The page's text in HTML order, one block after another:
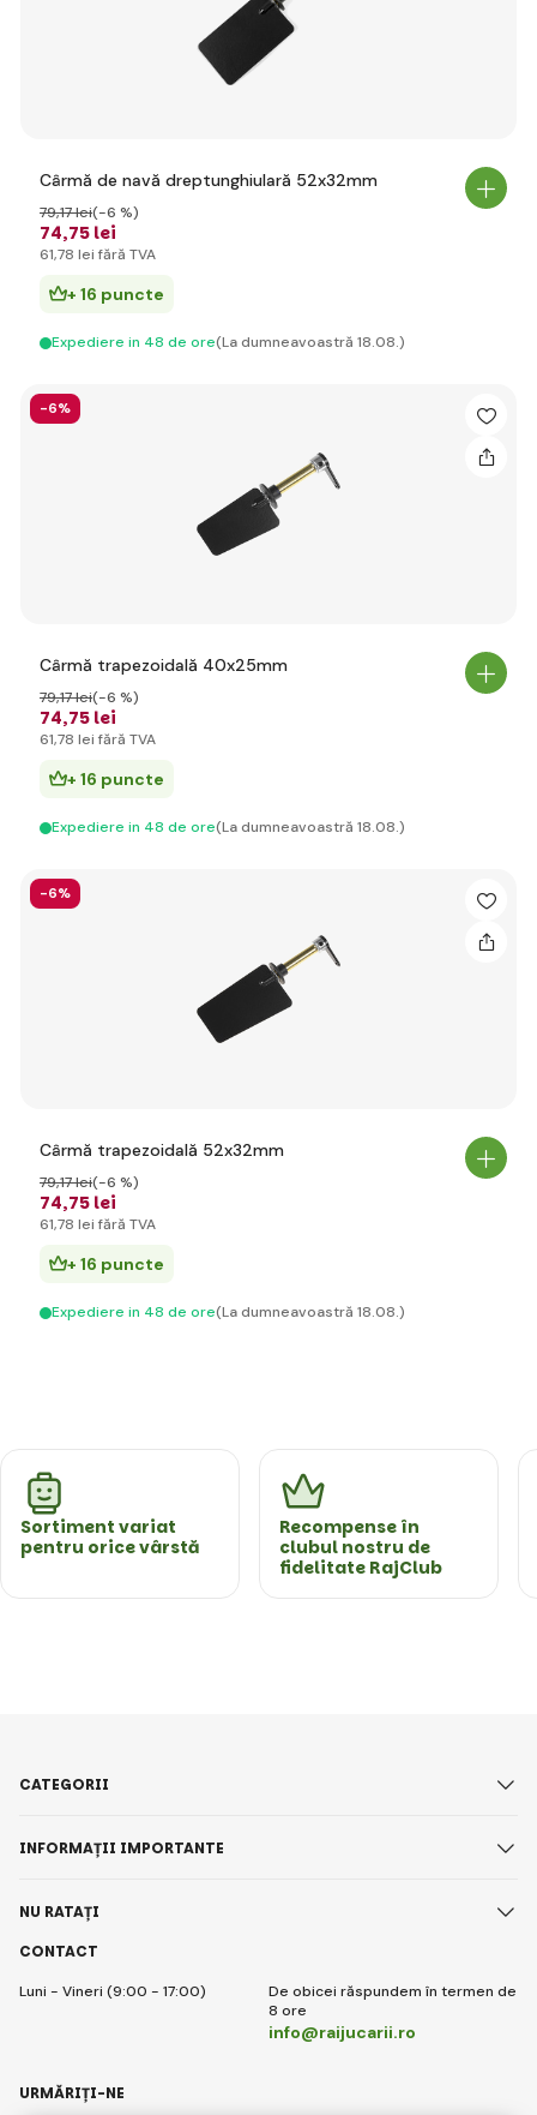
Cârmă de navă dreptunghiulară 52x32mm
74,75 lei
79,17 lei(-6 %)
61,78 lei fără TVA
+ 16 puncte
Expediere in 48 de ore(La dumneavoastră 18.08.)
-6%
Cârmă trapezoidală 40x25mm
74,75 lei
79,17 lei(-6 %)
61,78 lei fără TVA
+ 16 puncte
Expediere in 48 de ore(La dumneavoastră 18.08.)
-6%
Cârmă trapezoidală 52x32mm
74,75 lei
79,17 lei(-6 %)
61,78 lei fără TVA
+ 16 puncte
Expediere in 48 de ore(La dumneavoastră 18.08.)
Sortiment variat
pentru orice vârstă
Recompense în
clubul nostru de
fidelitate RajClub
CONTACT
Luni - Vineri (9:00 - 17:00)
De obicei răspundem în termen de
8 ore
info@raijucarii.ro
CATEGORII
INFORMAȚII IMPORTANTE
NU RATAȚI
URMĂRIȚI-NE